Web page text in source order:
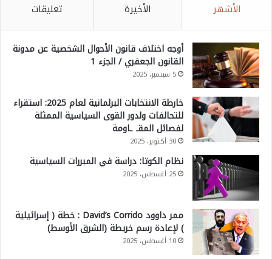
الأشهر الأخيرة تعليقات
أوجه اختلاف قانون الأحوال الشخصية عن مدونة
القانون الجعفري / الجزء 1
5 سبتمبر، 2025
خارطة الانتخابات البرلمانية لعام 2025: استقراء
للتحالفات ولدور القوى السياسية الممثلة
لفصائل المقـ ـاومة
30 أكتوبر، 2025
نظام الكوتا: دراسة في المبررات السياسية
25 أغسطس، 2025
ممر داوود David’s Corrido : خطة ( إسرائيلية
) لإعادة رسم خريطة (الشرق الأوسط)
10 أغسطس، 2025